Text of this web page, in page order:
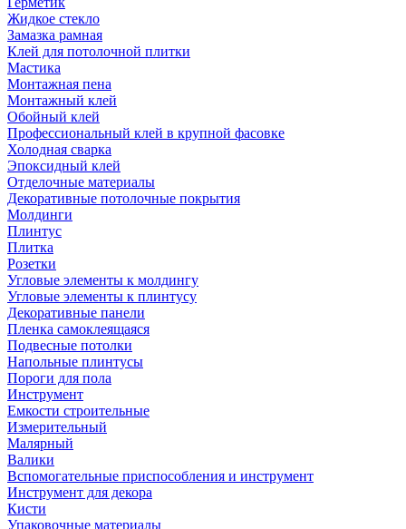
Жидкое стекло
Замазка рамная
Клей для потолочной плитки
Мастика
Монтажная пена
Монтажный клей
Обойный клей
Профессиональный клей в крупной фасовке
Холодная сварка
Эпоксидный клей
Отделочные материалы
Декоративные потолочные покрытия
Молдинги
Плинтус
Плитка
Розетки
Угловые элементы к молдингу
Угловые элементы к плинтусу
Декоративные панели
Пленка самоклеящаяся
Подвесные потолки
Напольные плинтусы
Пороги для пола
Инструмент
Емкости строительные
Измерительный
Малярный
Валики
Вспомогательные приспособления и инструмент
Инструмент для декора
Кисти
Упаковочные материалы